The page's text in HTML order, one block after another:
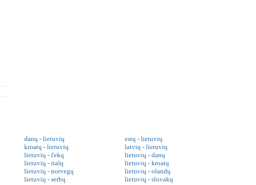
danų - lietuvių
estų - lietuvių
kroatų - lietuvių
latvių - lietuvių
lietuvių - čekų
lietuvių - danų
lietuvių - italų
lietuvių - kroatų
lietuvių - norvegų
lietuvių - olandų
lietuvių - serbų
lietuvių - slovakų